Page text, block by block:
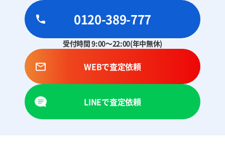
0120-389-777
受付時間 9:00～22:00(年中無休)
WEBで査定依頼
LINEで査定依頼